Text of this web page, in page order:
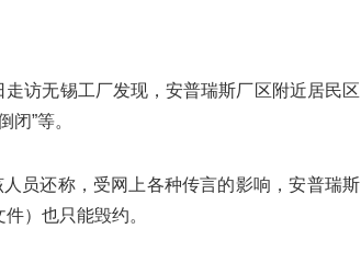
访无锡工厂发现，安普瑞斯厂区附近居民区
闭”等。
员还称，受网上各种传言的影响，安普瑞斯
）也只能毁约。